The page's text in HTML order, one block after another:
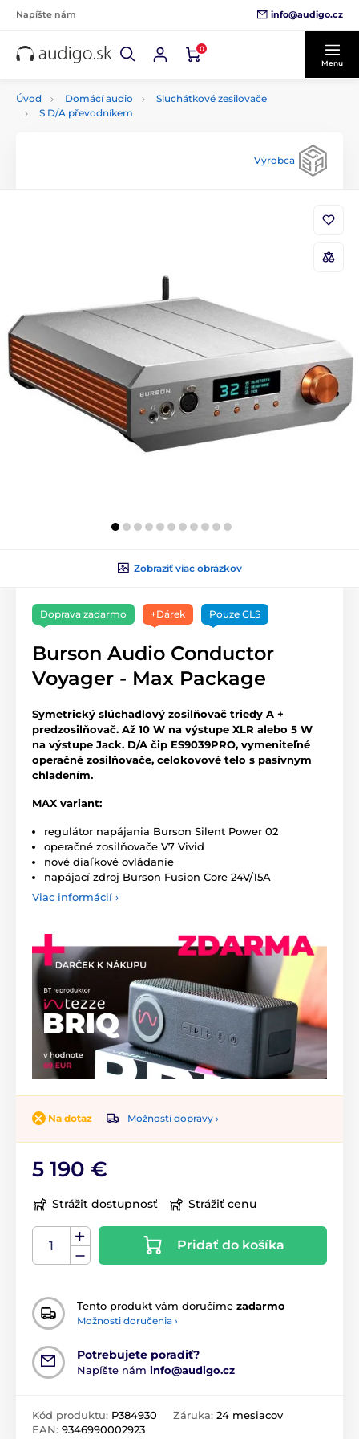
Napíšte nám info@audigo.cz
0
Menu
Úvod Domácí audio
Sluchátkové zesilovače
S D/A převodníkem
Výrobca
Zobraziť viac obrázkov
Doprava zadarmo +Dárek Pouze GLS
Burson Audio Conductor
Voyager - Max Package
Symetrický slúchadlový zosilňovač triedy A +
predzosilňovač. Až 10 W na výstupe XLR alebo 5 W
na výstupe Jack. D/A čip ES9039PRO, vymeniteľné
operačné zosilňovače, celokovové telo s pasívnym
chladením.
MAX variant:
regulátor napájania Burson Silent Power 02
operačné zosilňovače V7 Vivid
nové diaľkové ovládanie
napájací zdroj Burson Fusion Core 24V/15A
Viac informácií ›
Na dotaz Možnosti dopravy ›
5 190 €
Strážiť dostupnosť Strážiť cenu
Pridať do košíka
Tento produkt vám doručíme zadarmo
Možnosti doručenia ›
Potrebujete poradiť?
Napíšte nám info@audigo.cz
Kód produktu: P384930
EAN: 9346990002923
Záruka: 24 mesiacov